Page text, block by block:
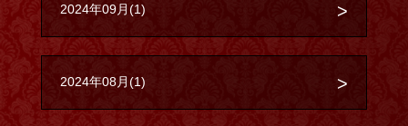
2024年09月(1)
2024年08月(1)